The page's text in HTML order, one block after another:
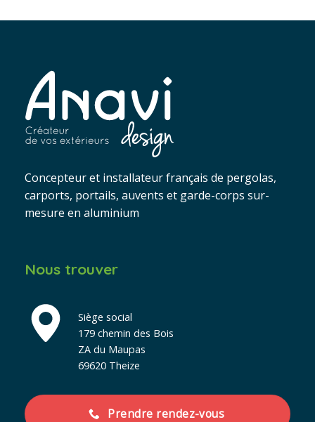
Concepteur et installateur français de pergolas,
carports, portails, auvents et garde-corps sur-
mesure en aluminium
Nous trouver
Siège social
179 chemin des Bois
ZA du Maupas
69620 Theize
Prendre rendez-vous